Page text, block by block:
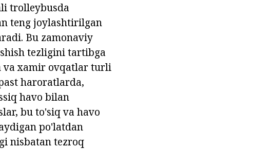
trolleybusda
teng joylashtirilgan
Bu zamonaviy
tezligini tartibga
va xamir ovqatlar turli
haroratlarda,
havo bilan
bu to'siq va havo
po'latdan
nisbatan tezroq